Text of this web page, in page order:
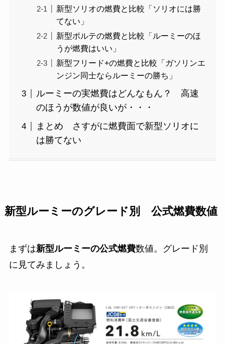
新型ソリオの燃費と比較「ソリオには勝
てない」
新型ポルテの燃費と比較「ルーミーのほ
うが燃費はいい」
新型フリード+の燃費と比較「ガソリンエ
ンジン同士ならルーミーの勝ち」
ルーミーの実燃費はどんなもん？ 高速
のほうが数値が良いが・・・
まとめ さすがに燃費面で新型ソリオに
は勝てない
新型ルーミーのグレード別 公式燃費数値
まずは新型ルーミーの公式燃費数値。グレード別
に見てみましょう。